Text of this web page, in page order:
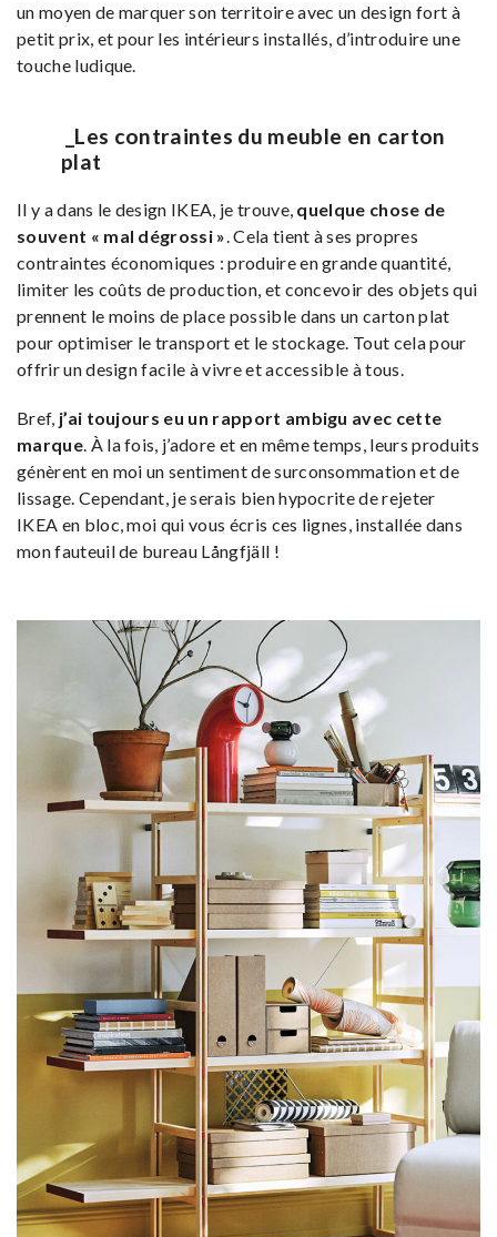
un moyen de marquer son territoire avec un design fort à
petit prix, et pour les intérieurs installés, d’introduire une
touche ludique.
_Les contraintes du meuble en carton
plat
Il y a dans le design IKEA, je trouve, quelque chose de
souvent « mal dégrossi ». Cela tient à ses propres
contraintes économiques : produire en grande quantité,
limiter les coûts de production, et concevoir des objets qui
prennent le moins de place possible dans un carton plat
pour optimiser le transport et le stockage. Tout cela pour
offrir un design facile à vivre et accessible à tous.
Bref, j’ai toujours eu un rapport ambigu avec cette
marque. À la fois, j’adore et en même temps, leurs produits
génèrent en moi un sentiment de surconsommation et de
lissage. Cependant, je serais bien hypocrite de rejeter
IKEA en bloc, moi qui vous écris ces lignes, installée dans
mon fauteuil de bureau Långfjäll !